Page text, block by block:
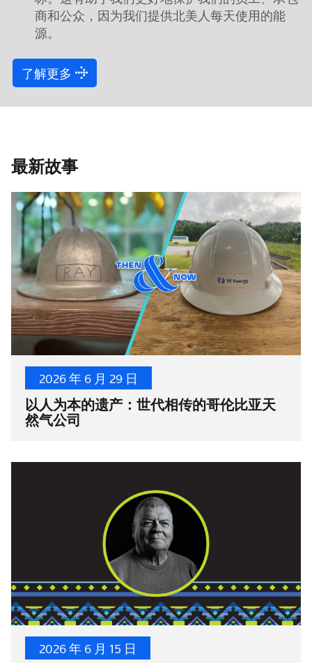
商和公众，因为我们提供北美人每天使用的能
源。
了解更多
最新故事
2026 年 6 月 29 日
以人为本的遗产：世代相传的哥伦比亚天
然气公司
2026 年 6 月 15 日